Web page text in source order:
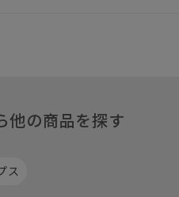
他の商品を探す
ス